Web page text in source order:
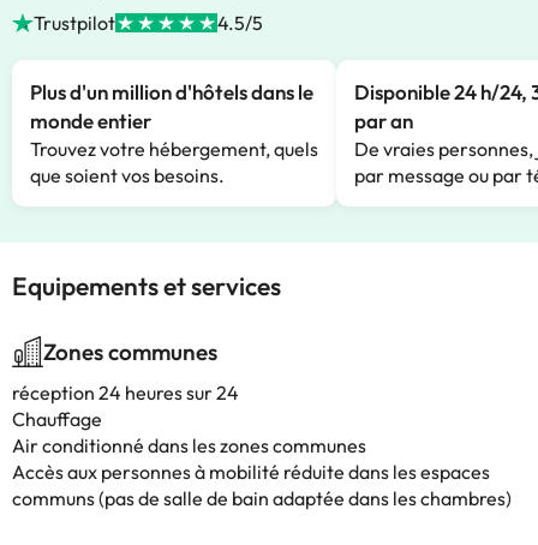
Trustpilot 4.5/5
Plus d'un million d'hôtels dans le
monde entier
Trouvez votre hébergement, quels
que soient vos besoins.
Disponible 24 h/24,
par an
De vraies
par message ou par
Equipements et services
Zones communes
réception 24 heures sur 24
Chauffage
Air conditionné dans les zones communes
Accès aux personnes à mobilité réduite dans les espaces
communs (pas de salle de bain adaptée dans les chambres)